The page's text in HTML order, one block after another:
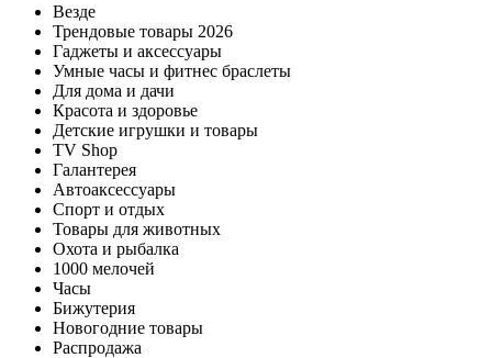
Везде
Трендовые товары 2026
Гаджеты и аксессуары
Умные часы и фитнес браслеты
Для дома и дачи
Красота и здоровье
Детские игрушки и товары
TV Shop
Галантерея
Автоаксессуары
Спорт и отдых
Товары для животных
Охота и рыбалка
1000 мелочей
Часы
Бижутерия
Новогодние товары
Распродажа